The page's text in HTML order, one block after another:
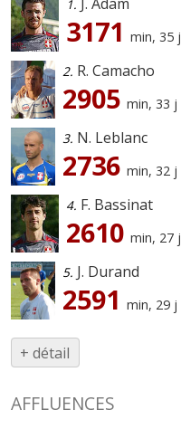
1. J. Adam
3171 min, 35 j
2. R. Camacho
2905min, 33 j
3. N. Leblanc
2736min, 32 j
4. F. Bassinat
2610 min, 27 j
5. J. Durand
2591min, 29 j
+ détail
AFFLUENCES